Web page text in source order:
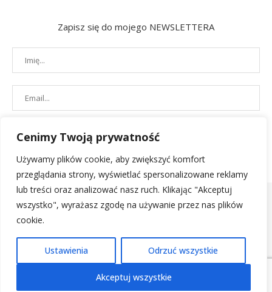
Cenimy Twoją prywatność
Używamy plików cookie, aby zwiększyć komfort
przeglądania strony, wyświetlać spersonalizowane reklamy
lub treści oraz analizować nasz ruch. Klikając "Akceptuj
wszystko", wyrażasz zgodę na używanie przez nas plików
cookie.
Ustawienia Odrzuć wszystkie
Akceptuj wszystkie
Zapisz się do mojego NEWSLETTERA
POLITYKA PRYWATNOŚCI REGULAMIN SKLEPU| 2019 - All Right
Reserved. Designed and Developed byPenciDesign